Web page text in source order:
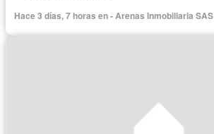
Hace 3 días, 7 horas en - Arenas Inmobiliaria SAS